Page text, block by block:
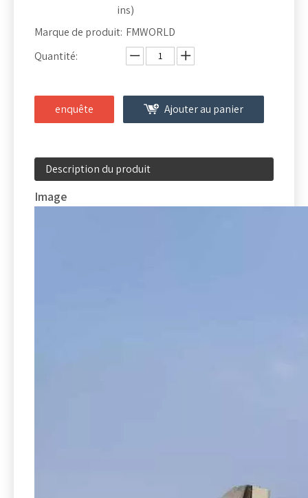
ins)
Marque de produit: FMWORLD
Quantité:
enquête Ajouter au panier
Description du produit
Image